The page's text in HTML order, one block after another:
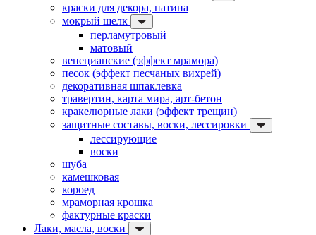
краски для декора, патина
мокрый шелк
перламутровый
матовый
венецианские (эффект мрамора)
песок (эффект песчаных вихрей)
декоративная шпаклевка
травертин, карта мира, арт-бетон
кракелюрные лаки (эффект трещин)
защитные составы, воски, лессировки
лессирующие
воски
шуба
камешковая
короед
мраморная крошка
фактурные краски
Лаки, масла, воски